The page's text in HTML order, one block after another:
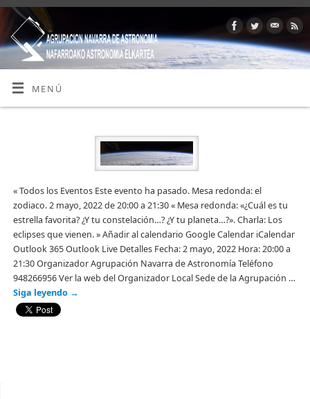
MENÚ
« Todos los Eventos Este evento ha pasado. Mesa redonda: el
zodiaco. 2 mayo, 2022 de 20:00 a 21:30 « Mesa redonda: «¿Cuál es tu
estrella favorita? ¿Y tu constelación…? ¿Y tu planeta…?». Charla: Los
eclipses que vienen. » Añadir al calendario Google Calendar iCalendar
Outlook 365 Outlook Live Detalles Fecha: 2 mayo, 2022 Hora: 20:00 a
21:30 Organizador Agrupación Navarra de Astronomía Teléfono
948266956 Ver la web del Organizador Local Sede de la Agrupación …
Siga leyendo →